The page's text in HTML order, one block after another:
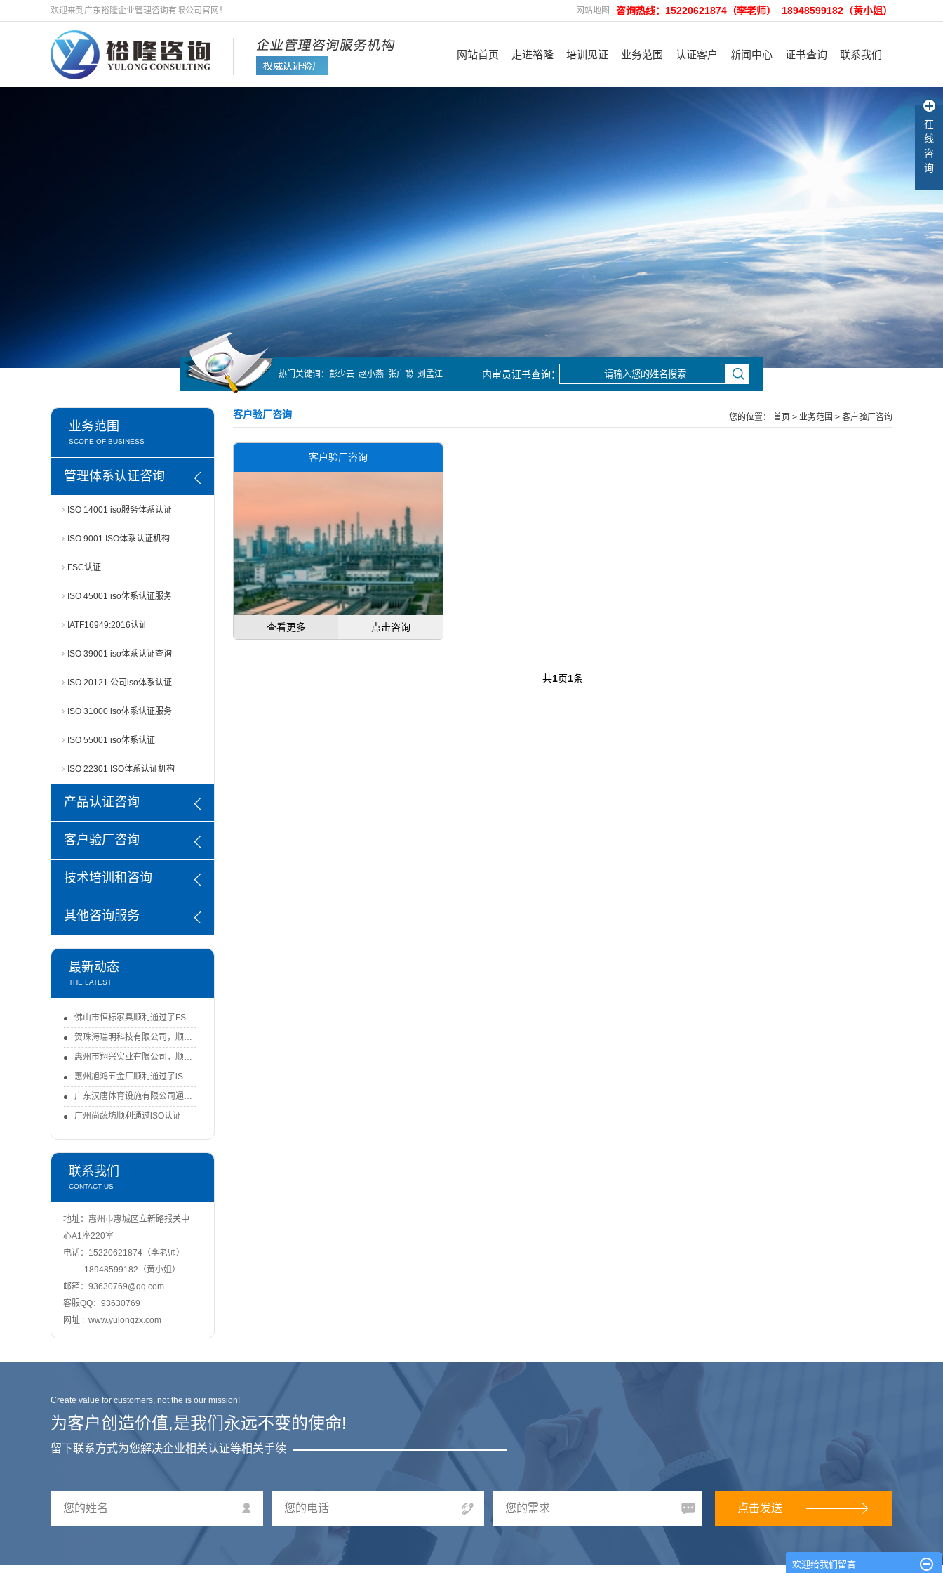
欢迎来到广东裕隆企业管理咨询有限公司官网！ 咨询热线：15220621874（李老师） 18948599182（黄小姐）
网站地图
网站首页 走进裕隆
合作机构
培训展示
培训见证 业务范围
技术培训和咨询
其他咨询服务
认证客户 新闻中心
行业资讯
证书查询 联系我们
热门关键词： 彭少云 赵小燕 张广聪 刘孟江
业务范围
SCOPE OF BUSINESS
管理体系认证咨询
ISO 14001 iso服务体系认证
ISO 9001 ISO体系认证机构
FSC认证
ISO 45001 iso体系认证服务
IATF16949:2016认证
ISO 39001 iso体系认证查询
ISO 20121 公司iso体系认证
ISO 31000 iso体系认证服务
ISO 55001 iso体系认证
ISO 22301 ISO体系认证机构
产品认证咨询
客户验厂咨询
技术培训和咨询
其他咨询服务
最新动态
THE LATEST
佛山市恒标家具顺利通过了FSC-COC认证审核
贺珠海瑞明科技有限公司，顺利通过了FSC-COC认证审核！-FSC认证
惠州市翔兴实业有限公司，顺利通过ISO9001：2015认证审核
惠州旭鸿五金厂顺利通过了lSO9001：2015体系认证审核
广东汉唐体育设施有限公司通过ISO认证
广州尚蔬坊顺利通过lSO认证
联系我们
CONTACT US
地址：惠州市惠城区立新路报关中
心A1座220室
电话：15220621874（李老师）
18948599182（黄小姐）
邮箱：93630769@qq.com
客服QQ：93630769
网址 : www.yulongzx.com
客户验厂咨询 您的位置： 首页 > 业务范围 > 客户验厂咨询
客户验厂咨询
查看更多 点击咨询
共1页1条
Create value for customers, not the is our mission!
为客户创造价值,是我们永远不变的使命!
留下联系方式为您解决企业相关认证等相关手续
您的姓名 您的电话 您的需求
在
线
咨
询
欢迎给我们留言